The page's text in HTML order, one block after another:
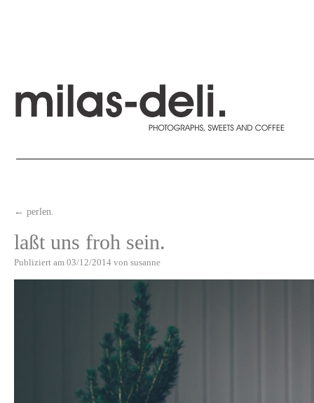
← perlen.
laßt uns froh sein.
Publiziert am 03/12/2014 von susanne